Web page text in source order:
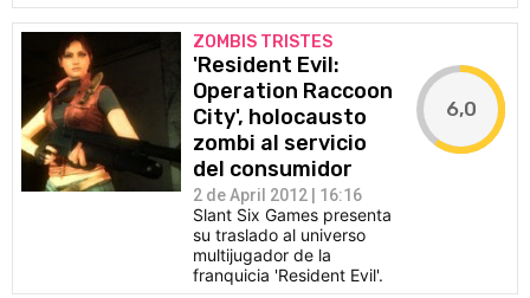
ZOMBIS TRISTES
'Resident Evil:
Operation Raccoon
City', holocausto
zombi al servicio
del consumidor
2 de April 2012 | 16:16
Slant Six Games presenta
su traslado al universo
multijugador de la
franquicia 'Resident Evil'.
6,0